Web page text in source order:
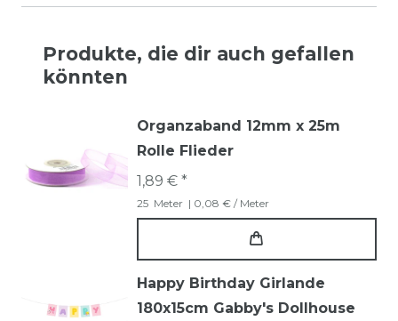
Produkte, die dir auch gefallen
könnten
Organzaband 12mm x 25m
Rolle Flieder
1,89 € *
25 Meter | 0,08 € / Meter
Happy Birthday Girlande
180x15cm Gabby's Dollhouse